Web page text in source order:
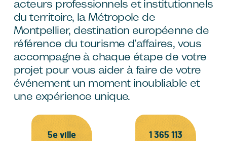
acteurs professionnels et institutionnels
du territoire, la Métropole de
Montpellier, destination européenne de
référence du tourisme d’affaires, vous
accompagne à chaque étape de votre
projet pour vous aider à faire de votre
événement un moment inoubliable et
une expérience unique.
5e ville 1 365 113